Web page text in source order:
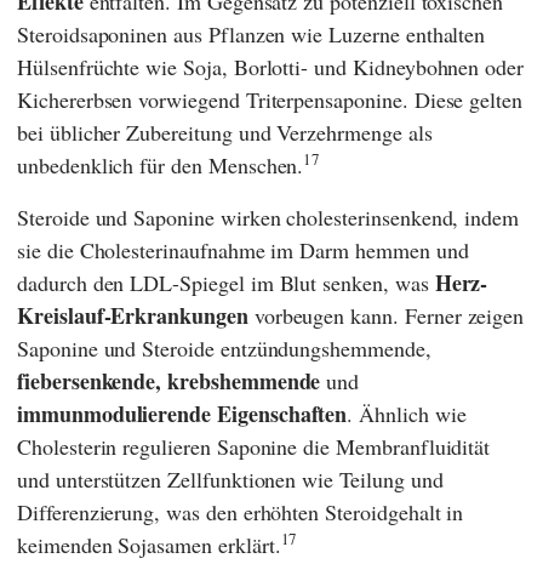
Steroidsaponinen aus Pflanzen wie Luzerne enthalten
Hülsenfrüchte wie Soja, Borlotti- und Kidneybohnen oder
Kichererbsen vorwiegend Triterpensaponine. Diese gelten
bei üblicher Zubereitung und Verzehrmenge als
unbedenklich für den Menschen.17
Steroide und Saponine wirken cholesterinsenkend, indem
sie die Cholesterinaufnahme im Darm hemmen und
dadurch den LDL-Spiegel im Blut senken, was Herz-
Kreislauf-Erkrankungenvorbeugen kann. Ferner zeigen
Saponine und Steroide entzündungshemmende,
fiebersenkende, krebshemmendeund
immunmodulierende Eigenschaften. Ähnlich wie
Cholesterin regulieren Saponine die Membranfluidität
und unterstützen Zellfunktionen wie Teilung und
Differenzierung, was den erhöhten Steroidgehalt in
keimenden Sojasamen erklärt.17